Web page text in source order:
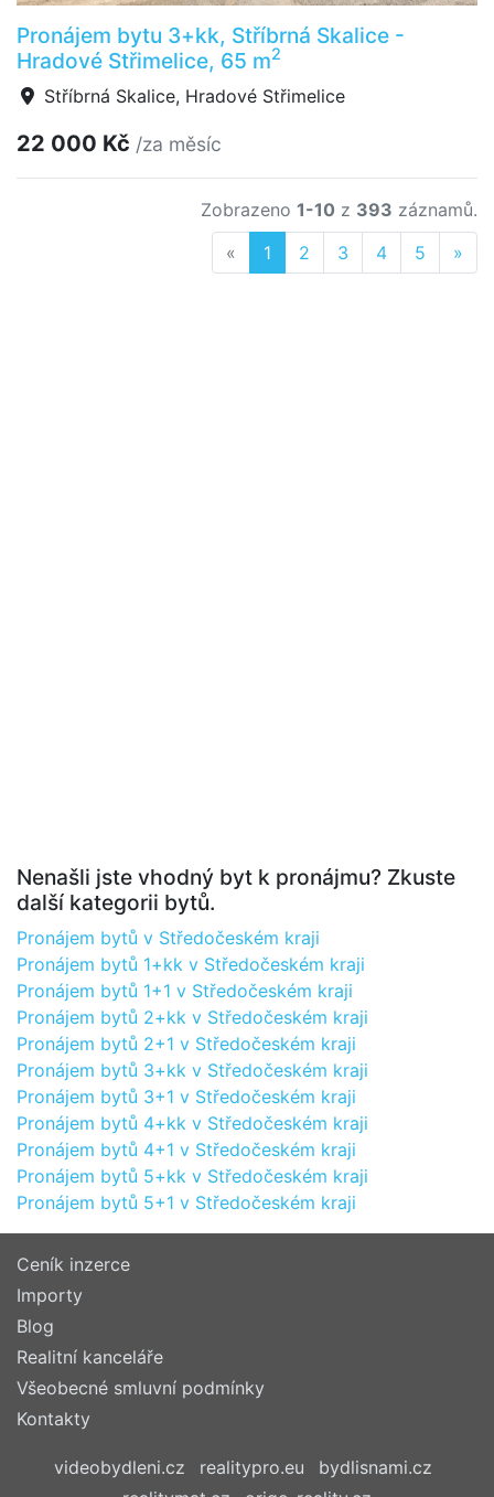
Pronájem bytu 3+kk, Stříbrná Skalice -
Hradové Střimelice, 65 m2
Stříbrná Skalice, Hradové Střimelice
22 000 Kč /za měsíc
Zobrazeno 1-10 z 393 záznamů.
« Previous
1 2 3 4 5 »
Nenašli jste vhodný byt k pronájmu? Zkuste
další kategorii bytů.
Pronájem bytů v Středočeském kraji
Pronájem bytů 1+kk v Středočeském kraji
Pronájem bytů 1+1 v Středočeském kraji
Pronájem bytů 2+kk v Středočeském kraji
Pronájem bytů 2+1 v Středočeském kraji
Pronájem bytů 3+kk v Středočeském kraji
Pronájem bytů 3+1 v Středočeském kraji
Pronájem bytů 4+kk v Středočeském kraji
Pronájem bytů 4+1 v Středočeském kraji
Pronájem bytů 5+kk v Středočeském kraji
Pronájem bytů 5+1 v Středočeském kraji
Ceník inzerce
Importy
Blog
Realitní kanceláře
Všeobecné smluvní podmínky
Kontakty
videobydleni.cz realitypro.eu
bydlisnami.cz